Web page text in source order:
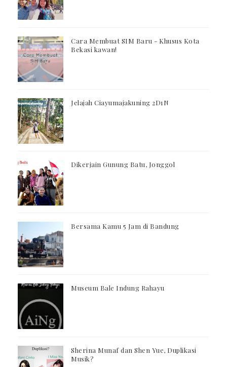
Cara Membuat SIM Baru - Khusus Kota
Bekasi kawan!
Jelajah Ciayumajakuning 2D1N
Dikerjain Gunung Batu, Jonggol
Bersama Kamu 5 Jam di Bandung
Museum Bale Indung Rahayu
Sherina Munaf dan Shen Yue, Duplikasi
Musik?